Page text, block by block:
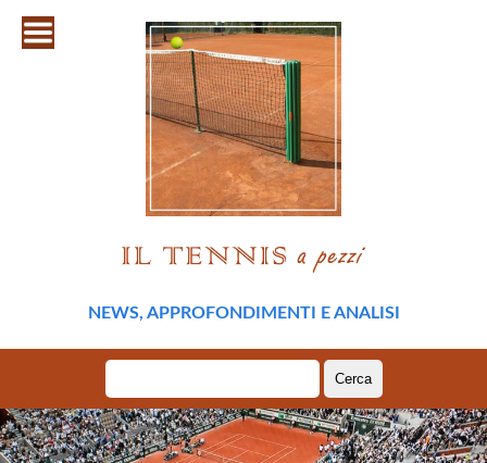
NEWS, APPROFONDIMENTI E ANALISI
per: